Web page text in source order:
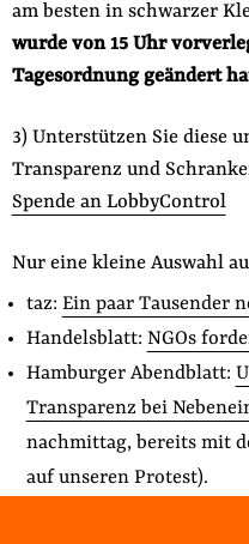
am besten in schwarzer
wurde von 15 Uhr
Tagesordnung geändert
3) Unterstützen Sie diese
Transparenz und
Spende an LobbyControl
Nur eine kleine Auswahl
taz: Ein paar Tausender
Handelsblatt: NGOs
Hamburger Abendblatt:
Transparenz bei
nachmittag, bereits mit
auf unseren Protest).